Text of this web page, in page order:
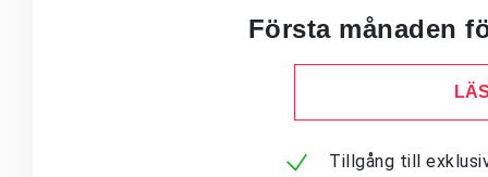
Första månaden
Tillgång till